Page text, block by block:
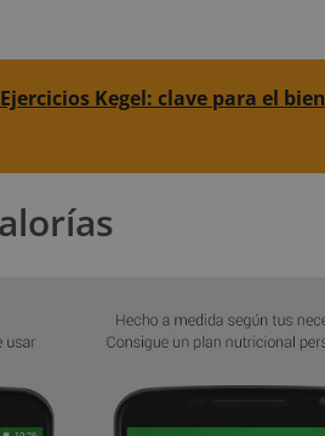
Ejercicios Kegel: clave para el